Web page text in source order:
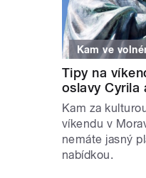
Kam ve
Tipy na
oslavy Cyrila
Kam za
víkendu v
nemáte jasný
nabídkou.